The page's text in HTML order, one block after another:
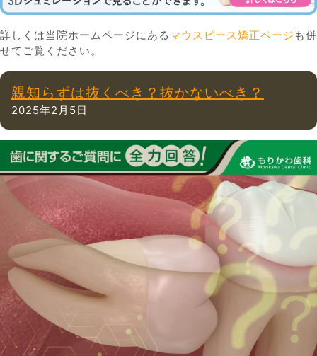
詳しくは当院ホームページにある マウスピース矯正ページ も併
せてご覧ください。
親知らずは抜くべき？抜かないべき？
2025年2月5日